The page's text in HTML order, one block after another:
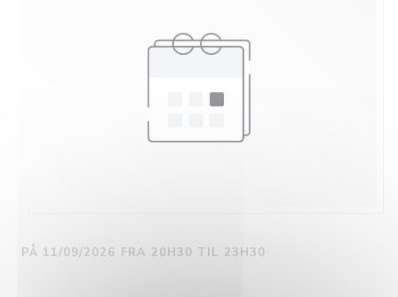
PÅ 11/09/2026 FRA 20H30 TIL 23H30